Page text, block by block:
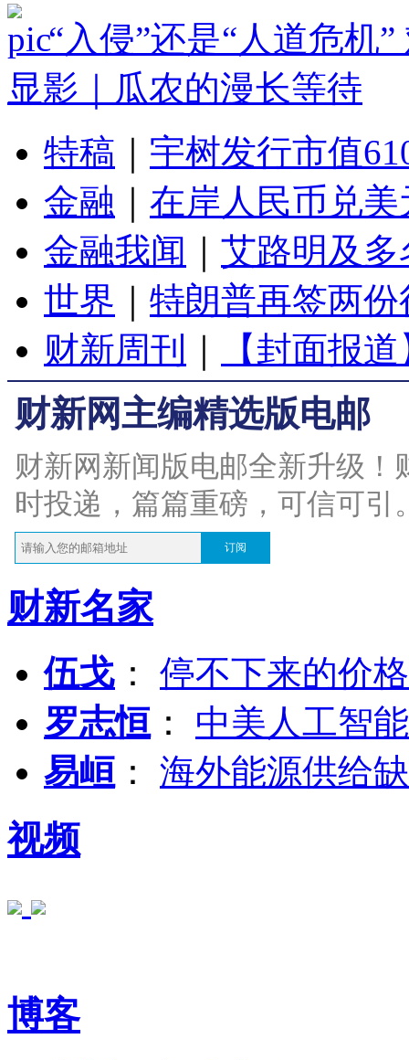
“入侵”还是“人道危机
显影｜瓜农的漫长等待
特稿
宇树发行市值
金融
在岸人民币兑
金融我闻
艾路明及
世界
特朗普再签两
财新周刊
【封面报
财新网主编精选版电邮
财新网新闻版电邮全新升级
时投递，篇篇重磅，可信可引
订阅
财新名家
伍戈 ： 停不下来的价
罗志恒 ： 中美人工智
易峘 ： 海外能源供给
视频
博客